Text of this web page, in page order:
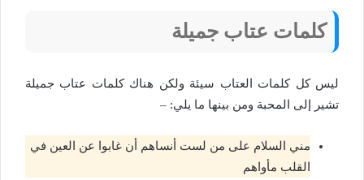
كلمات عتاب جميلة
ليس كل كلمات العتاب سيئة ولكن هناك كلمات عتاب جميلة
تشير إلى المحبة ومن بينها ما يلي: –
مني السلام على من لست أنساهم أن غابوا عن العين في
القلب مأواهم